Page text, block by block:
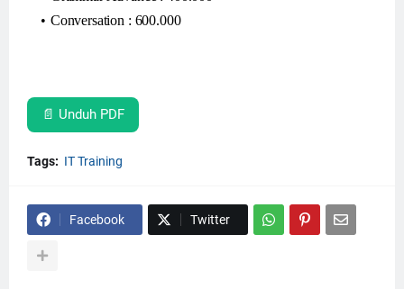
Conversation : 600.000
📄 Unduh PDF
Tags: IT Training
Facebook Twitter